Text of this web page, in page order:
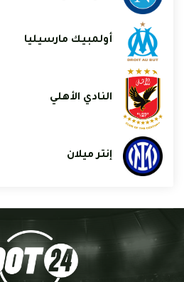
أولمبيك مارسيليا
النادي الأهلي
إنتر ميلان